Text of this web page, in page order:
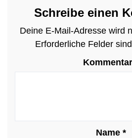
Schreibe einen
Deine E-Mail-Adresse wird
Erforderliche Felder
Kommentar
Name *